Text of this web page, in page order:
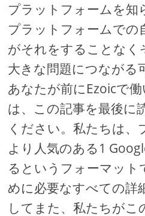
プラットフォームを知
プラットフォームでの
がそれをすることな
大きな問題につながる
あなたが前にEzoicで
は、この記事を最後に
ください。私たちは、
より人気のある1
るというフォーマット
めに必要なすべての詳
してまた、私たちがこ